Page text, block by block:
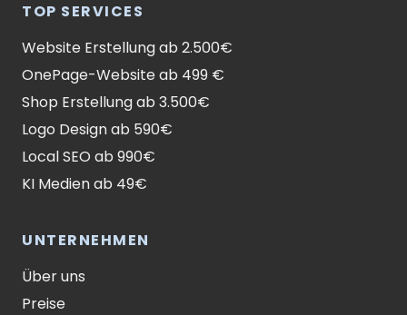
TOP SERVICES
Website Erstellung ab 2.500€
OnePage-Website ab 499 €
Shop Erstellung ab 3.500€
Logo Design ab 590€
Local SEO ab 990€
KI Medien ab 49€
UNTERNEHMEN
Über uns
Preise